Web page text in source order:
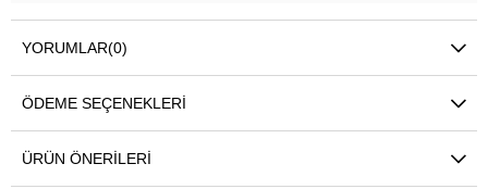
YORUMLAR(0)
ÖDEME SEÇENEKLERI
ÜRÜN ÖNERILERI